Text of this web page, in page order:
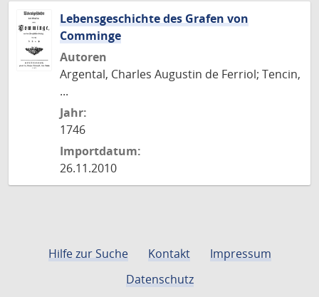
Lebensgeschichte des Grafen von
Comminge
Autoren
Argental, Charles Augustin de Ferriol; Tencin,
...
Jahr:
1746
Importdatum:
26.11.2010
Hilfe zur Suche Kontakt
Impressum
Datenschutz